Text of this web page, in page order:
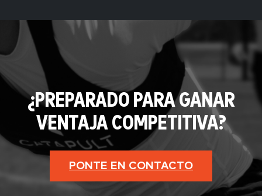
¿PREPARADO PARA GANAR
VENTAJA COMPETITIVA?
PONTE EN CONTACTO